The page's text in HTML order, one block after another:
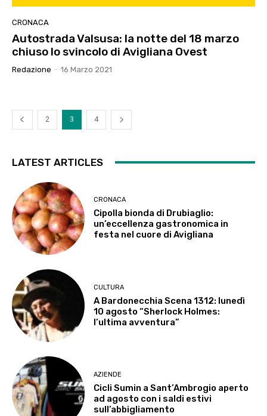
CRONACA
Autostrada Valsusa: la notte del 18 marzo
chiuso lo svincolo di Avigliana Ovest
Redazione - 16 Marzo 2021
2 3 4
LATEST ARTICLES
CRONACA
Cipolla bionda di Drubiaglio:
un’eccellenza gastronomica in
festa nel cuore di Avigliana
CULTURA
A Bardonecchia Scena 1312: lunedì
10 agosto “Sherlock Holmes:
l’ultima avventura”
AZIENDE
Cicli Sumin a Sant’Ambrogio aperto
ad agosto con i saldi estivi
sull’abbigliamento